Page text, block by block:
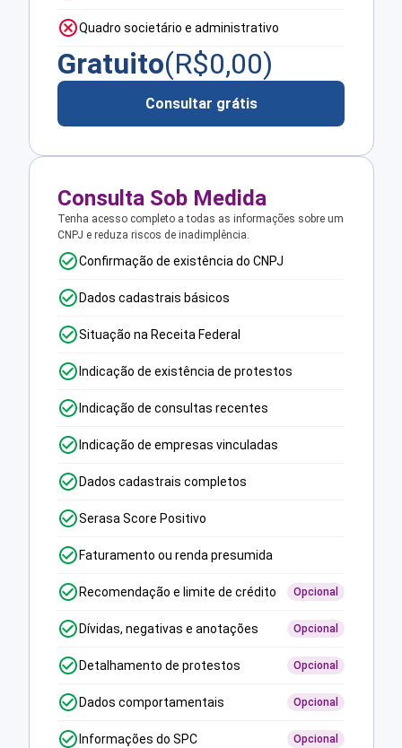
Quadro societário e administrativo
Gratuito(R$0,00)
Consultar grátis
Consulta Sob Medida
Tenha acesso completo a todas as informações sobre um
CNPJ e reduza riscos de inadimplência.
Confirmação de existência do CNPJ
Dados cadastrais básicos
Situação na Receita Federal
Indicação de existência de protestos
Indicação de consultas recentes
Indicação de empresas vinculadas
Dados cadastrais completos
Serasa Score Positivo
Faturamento ou renda presumida
Recomendação e limite de crédito Opcional
Dívidas, negativas e anotações Opcional
Detalhamento de protestos Opcional
Dados comportamentais Opcional
Informações do SPC Opcional